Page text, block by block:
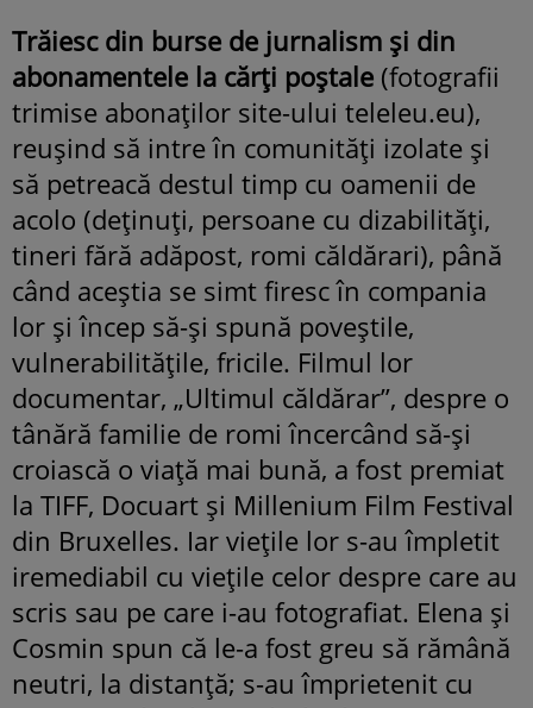
Trăiesc din burse de jurnalism și din
abonamentele la cărți poștale (fotografii
trimise abonaților site-ului teleleu.eu),
reușind să intre în comunități izolate și
să petreacă destul timp cu oamenii de
acolo (deținuți, persoane cu dizabilități,
tineri fără adăpost, romi căldărari), până
când aceștia se simt firesc în compania
lor și încep să-și spună poveștile,
vulnerabilitățile, fricile. Filmul lor
documentar, „Ultimul căldărar”, despre o
tânără familie de romi încercând să-și
croiască o viață mai bună, a fost premiat
la TIFF, Docuart și Millenium Film Festival
din Bruxelles. Iar viețile lor s-au împletit
iremediabil cu viețile celor despre care au
scris sau pe care i-au fotografiat. Elena și
Cosmin spun că le-a fost greu să rămână
neutri, la distanță; s-au împrietenit cu